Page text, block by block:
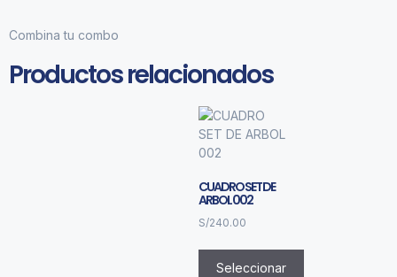
Combina tu combo
Productos relacionados
CUADRO SET DE
ARBOL 002
S/240.00
Seleccionar